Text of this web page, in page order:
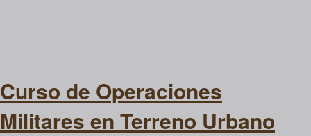
Curso de Operaciones
Militares en Terreno Urbano